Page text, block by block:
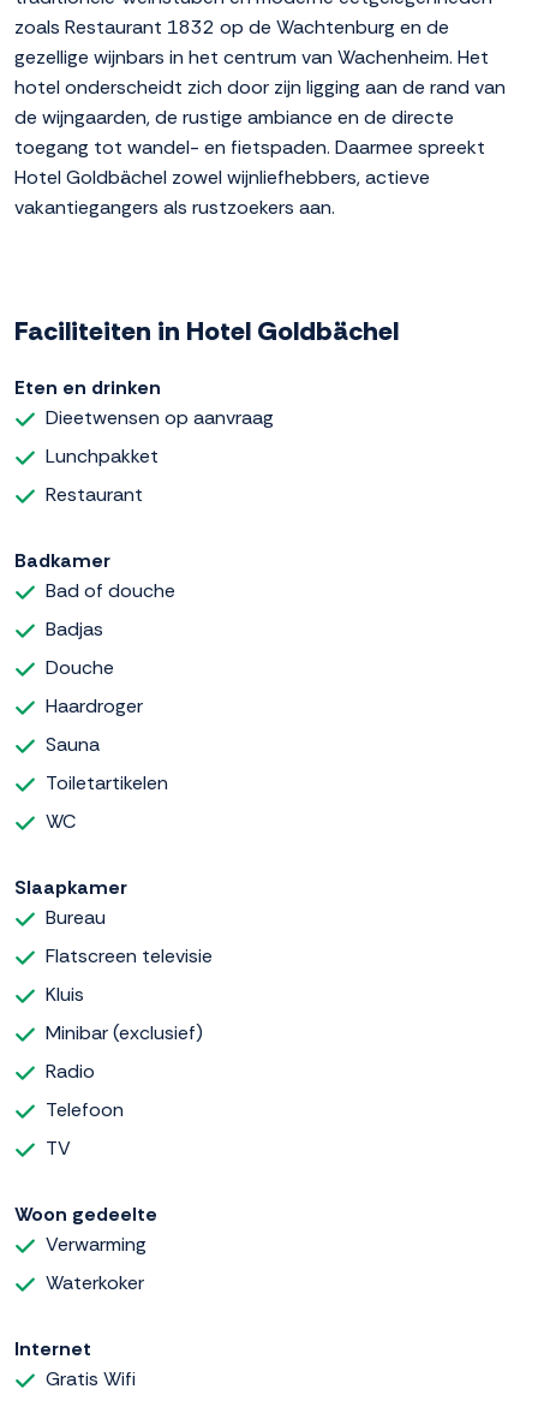
zoals Restaurant 1832 op de Wachtenburg en de
gezellige wijnbars in het centrum van Wachenheim. Het
hotel onderscheidt zich door zijn ligging aan de rand van
de wijngaarden, de rustige ambiance en de directe
toegang tot wandel- en fietspaden. Daarmee spreekt
Hotel Goldbächel zowel wijnliefhebbers, actieve
vakantiegangers als rustzoekers aan.
Faciliteiten in Hotel Goldbächel
Eten en drinken
Dieetwensen op aanvraag
Lunchpakket
Restaurant
Badkamer
Bad of douche
Badjas
Douche
Haardroger
Sauna
Toiletartikelen
WC
Slaapkamer
Bureau
Flatscreen televisie
Kluis
Minibar (exclusief)
Radio
Telefoon
TV
Woon gedeelte
Verwarming
Waterkoker
Internet
Gratis Wifi